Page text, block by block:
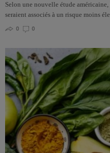
Selon une nouvelle étude
seraient associés à un risque moins
0
0